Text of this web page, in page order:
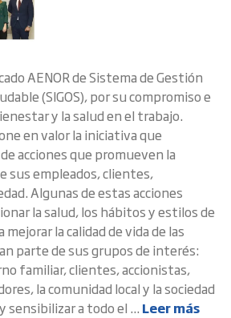
AENOR de Sistema de Gestión
(SIGOS), por su compromiso e
y la salud en el trabajo.
en valor la iniciativa que
acciones que promueven la
sus empleados, clientes,
Algunas de estas acciones
la salud, los hábitos y estilos de
la calidad de vida de las
parte de sus grupos de interés:
familiar, clientes, accionistas,
la comunidad local y la sociedad
sensibilizar a todo el ... Leer más